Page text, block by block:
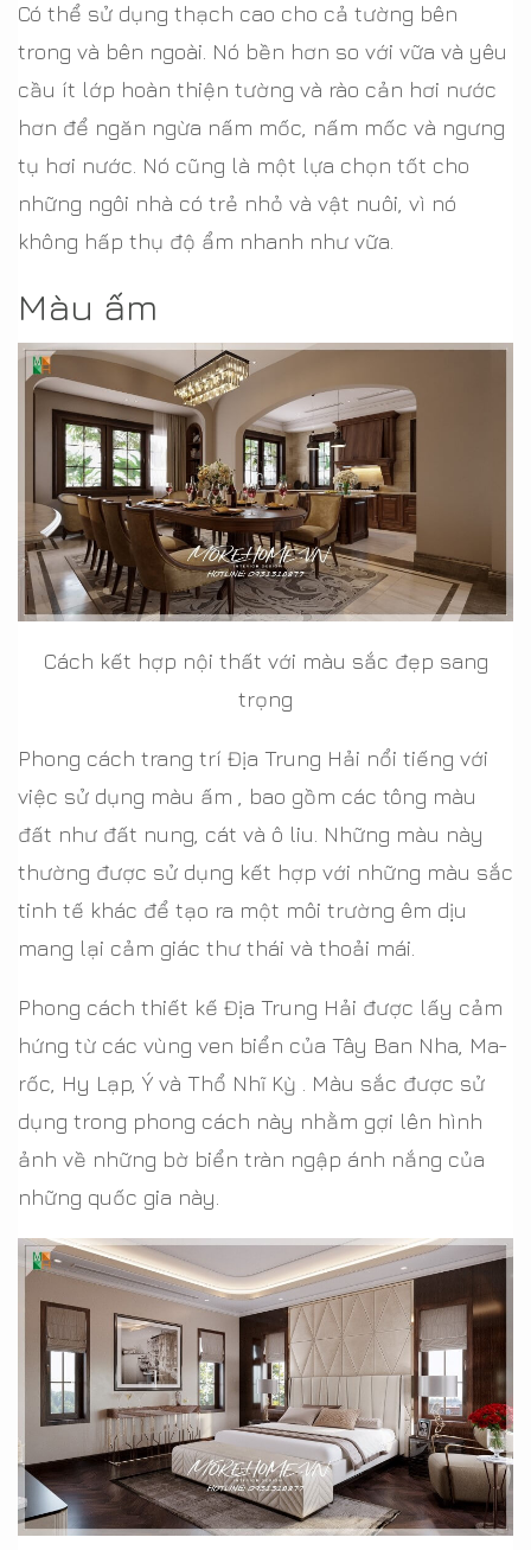
Có thể sử dụng thạch cao cho cả tường bên
trong và bên ngoài. Nó bền hơn so với vữa và yêu
cầu ít lớp hoàn thiện tường và rào cản hơi nước
hơn để ngăn ngừa nấm mốc, nấm mốc và ngưng
tụ hơi nước. Nó cũng là một lựa chọn tốt cho
những ngôi nhà có trẻ nhỏ và vật nuôi, vì nó
không hấp thụ độ ẩm nhanh như vữa.
Màu ấm
Cách kết hợp nội thất với màu sắc đẹp sang
trọng
Phong cách trang trí Địa Trung Hải nổi tiếng với
việc sử dụng màu ấm , bao gồm các tông màu
đất như đất nung, cát và ô liu. Những màu này
thường được sử dụng kết hợp với những màu sắc
tinh tế khác để tạo ra một môi trường êm dịu
mang lại cảm giác thư thái và thoải mái.
Phong cách thiết kế Địa Trung Hải được lấy cảm
hứng từ các vùng ven biển của Tây Ban Nha, Ma-
rốc, Hy Lạp, Ý và Thổ Nhĩ Kỳ . Màu sắc được sử
dụng trong phong cách này nhằm gợi lên hình
ảnh về những bờ biển tràn ngập ánh nắng của
những quốc gia này.